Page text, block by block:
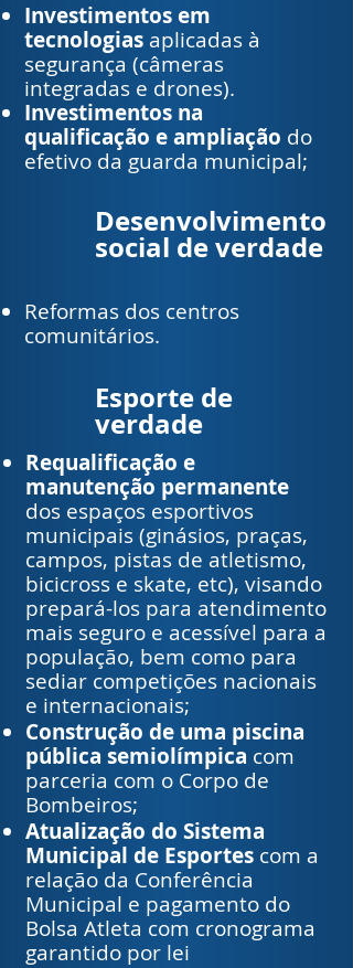
Investimentos em
tecnologias aplicadas à
segurança (câmeras
integradas e drones).
Investimentos na
qualificação e ampliação do
efetivo da guarda municipal;
Desenvolvimento
social de verdade
Reformas dos centros
comunitários.
Esporte de
verdade
Requalificação e
manutenção permanente
dos espaços esportivos
municipais (ginásios, praças,
campos, pistas de atletismo,
bicicross e skate, etc), visando
prepará-los para atendimento
mais seguro e acessível para a
população, bem como para
sediar competições nacionais
e internacionais;
Construção de uma piscina
pública semiolímpica com
parceria com o Corpo de
Bombeiros;
Atualização do Sistema
Municipal de Esportes com a
relação da Conferência
Municipal e pagamento do
Bolsa Atleta com cronograma
garantido por lei